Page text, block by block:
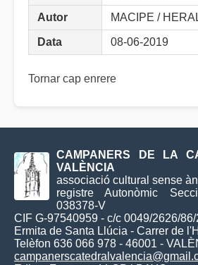
Autor MACIPE /
Data 08-06-2019
Tornar cap enrere
CAMPANERS DE LA
VALÈNCIA
associació cultural sense
registre Autonòmic
038378-V
CIF G-97540959 - c/c 0049/2626/
Ermita de Santa Llúcia - Carrer de
Telèfon 636 066 978 - 46001 -